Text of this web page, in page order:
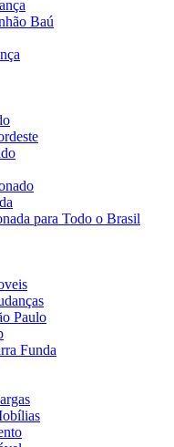
Baú
para Todo o Brasil
Paulo
Funda